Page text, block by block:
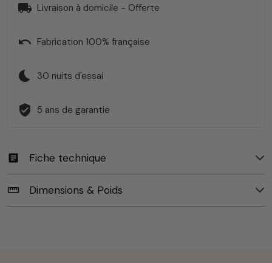
local_shipping Livraison à domicile - Offerte
undo Fabrication 100% française
bedtime 30 nuits d'essai
verified_user 5 ans de garantie
article Fiche technique
straighten Dimensions & Poids